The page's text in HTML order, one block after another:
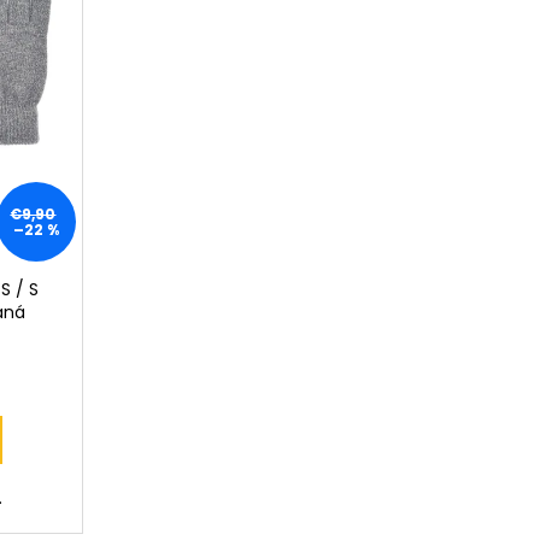
€9,90
–22 %
/ S